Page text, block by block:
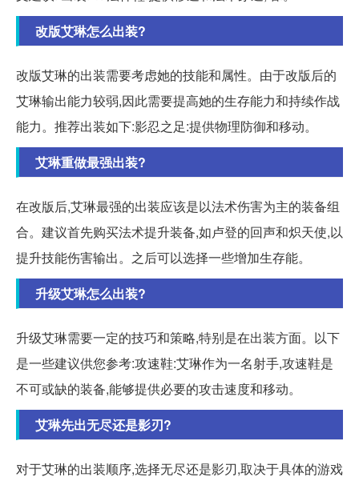
改版艾琳怎么出装?
改版艾琳的出装需要考虑她的技能和属性。由于改版后的
艾琳输出能力较弱,因此需要提高她的生存能力和持续作战
能力。推荐出装如下:影忍之足:提供物理防御和移动。
艾琳重做最强出装?
在改版后,艾琳最强的出装应该是以法术伤害为主的装备组
合。建议首先购买法术提升装备,如卢登的回声和炽天使,以
提升技能伤害输出。之后可以选择一些增加生存能。
升级艾琳怎么出装?
升级艾琳需要一定的技巧和策略,特别是在出装方面。以下
是一些建议供您参考:攻速鞋:艾琳作为一名射手,攻速鞋是
不可或缺的装备,能够提供必要的攻击速度和移动。
艾琳先出无尽还是影刃?
对于艾琳的出装顺序,选择无尽还是影刃,取决于具体的游戏